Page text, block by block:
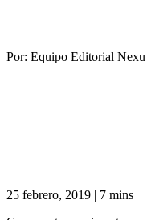
Por: Equipo Editorial Nexu
25 febrero, 2019 | 7 mins